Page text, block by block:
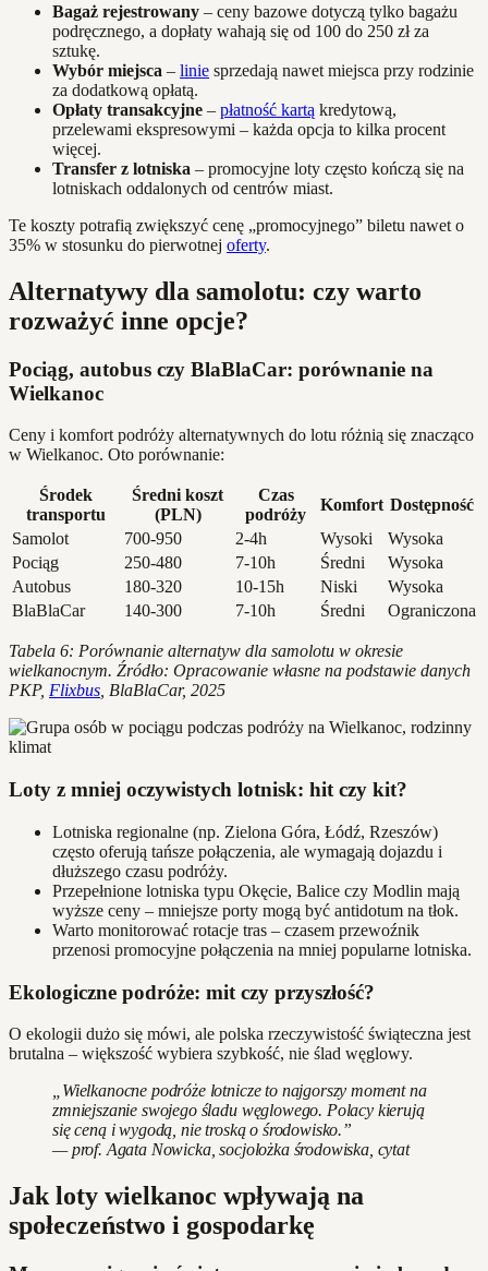
Bagaż rejestrowany – ceny bazowe dotyczą tylko bagażu
podręcznego, a dopłaty wahają się od 100 do 250 zł za
sztukę.
Wybór miejsca – linie sprzedają nawet miejsca przy rodzinie
za dodatkową opłatą.
Opłaty transakcyjne – płatność kartą kredytową,
przelewami ekspresowymi – każda opcja to kilka procent
więcej.
Transfer z lotniska – promocyjne loty często kończą się na
lotniskach oddalonych od centrów miast.
Te koszty potrafią zwiększyć cenę „promocyjnego” biletu nawet o
35% w stosunku do pierwotnej oferty.
Alternatywy dla samolotu: czy warto
rozważyć inne opcje?
Pociąg, autobus czy BlaBlaCar: porównanie na
Wielkanoc
Ceny i komfort podróży alternatywnych do lotu różnią się znacząco
w Wielkanoc. Oto porównanie:
Środek
transportu
Średni koszt
(PLN)
Czas
podróży
Komfort Dostępność
Samolot
700-950 2-4h Wysoki
Wysoka
Pociąg
250-480 7-10h Średni
Wysoka
Autobus
180-320 10-15h Niski
Wysoka
BlaBlaCar
140-300 7-10h Średni Ograniczona
Tabela 6: Porównanie alternatyw dla samolotu w okresie
wielkanocnym. Źródło: Opracowanie własne na podstawie danych
PKP, Flixbus, BlaBlaCar, 2025
Loty z mniej oczywistych lotnisk: hit czy kit?
Lotniska regionalne (np. Zielona Góra, Łódź, Rzeszów)
często oferują tańsze połączenia, ale wymagają dojazdu i
dłuższego czasu podróży.
Przepełnione lotniska typu Okęcie, Balice czy Modlin mają
wyższe ceny – mniejsze porty mogą być antidotum na tłok.
Warto monitorować rotacje tras – czasem przewoźnik
przenosi promocyjne połączenia na mniej popularne lotniska.
Ekologiczne podróże: mit czy przyszłość?
O ekologii dużo się mówi, ale polska rzeczywistość świąteczna jest
brutalna – większość wybiera szybkość, nie ślad węglowy.
„Wielkanocne podróże lotnicze to najgorszy moment na
zmniejszanie swojego śladu węglowego. Polacy kierują
się ceną i wygodą, nie troską o środowisko.”
— prof. Agata Nowicka, socjolożka środowiska, cytat
Jak loty wielkanoc wpływają na
społeczeństwo i gospodarkę